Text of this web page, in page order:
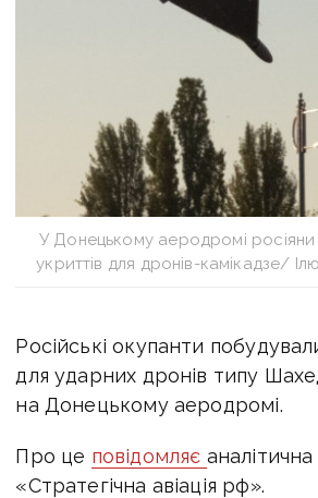
У Донецькому аеродромі росіяни
укриттів для дронів-камікадзе/
Російські окупанти
для ударних дронів типу
на Донецькому аеродромі.
Про це повідомляє
«Стратегічна авіація рф».